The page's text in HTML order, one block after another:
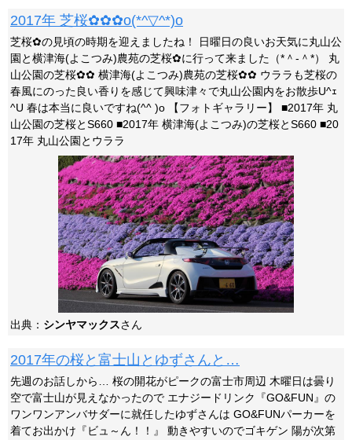
2017年 芝桜✿✿✿o(*^▽^*)o
芝桜✿の見頃の時期を迎えましたね！ 日曜日の良いお天気に丸山公
園と横津海(よこつみ)農苑の芝桜✿に行って来ました（*＾-＾*） 丸
山公園の芝桜✿✿ 横津海(よこつみ)農苑の芝桜✿✿ ウララも芝桜の
春風にのった良い香りを感じて興味津々で丸山公園内をお散歩U^ｪ
^U 春は本当に良いですね(^^ )o 【フォトギャラリー】 ■2017年 丸
山公園の芝桜とS660 ■2017年 横津海(よこつみ)の芝桜とS660 ■20
17年 丸山公園とウララ
出典： シンヤマックスさん
2017年の桜と富士山とゆずさんと…
先週のお話しから… 桜の開花がピークの富士市周辺 木曜日は曇り
空で富士山が見えなかったので エナジードリンク『GO&FUN』の
ワンワンアンバサダーに就任したゆずさんは GO&FUNパーカーを
着てお出かけ『ビュ～ん！！』 動きやすいのでゴキゲン 陽が次第